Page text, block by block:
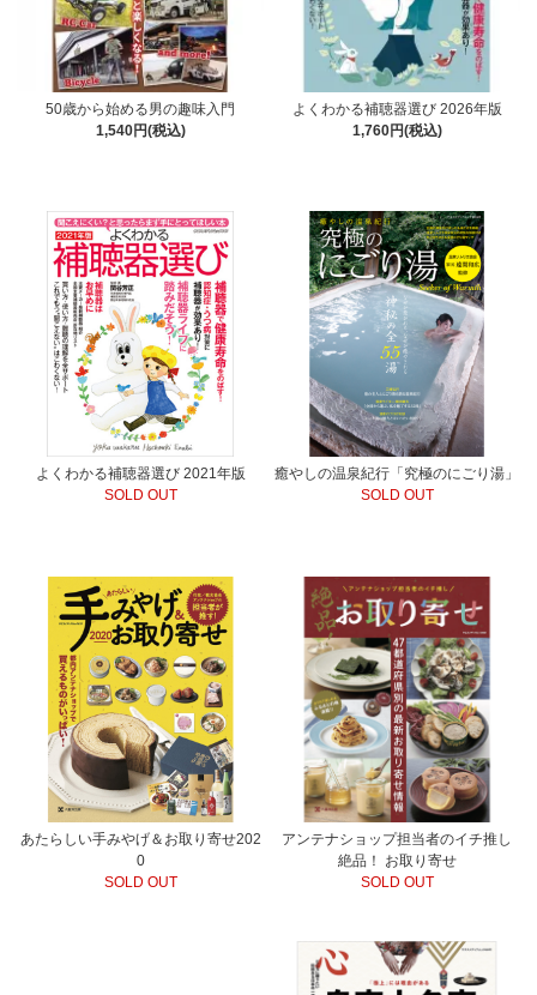
50歳から始める男の趣味入門
1,540円(税込)
よくわかる補聴器選び 2026年版
1,760円(税込)
よくわかる補聴器選び 2021年版
SOLD OUT
癒やしの温泉紀行「究極のにごり湯」
SOLD OUT
あたらしい手みやげ＆お取り寄せ202
0
SOLD OUT
アンテナショップ担当者のイチ推し
絶品！ お取り寄せ
SOLD OUT